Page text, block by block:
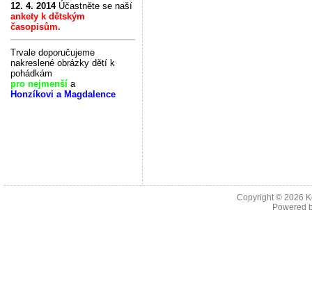
12. 4. 2014Účastněte se naší
ankety k dětským
časopisům.
Trvale doporučujeme
nakreslené obrázky dětí k
pohádkám
pro nejmenšía
Honzíkovi a Magdalence
Copyright © 2026
Powered